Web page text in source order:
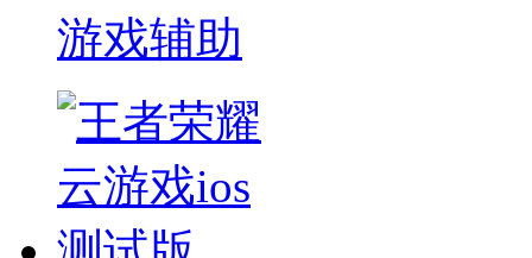
游戏辅助